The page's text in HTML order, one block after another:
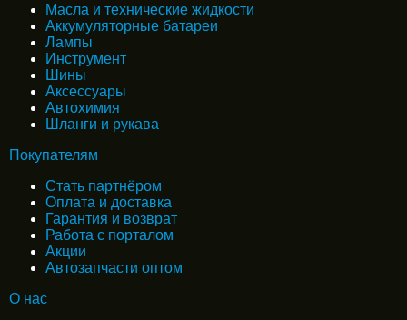
Масла и технические жидкости
Аккумуляторные батареи
Лампы
Инструмент
Шины
Аксессуары
Автохимия
Шланги и рукава
Покупателям
Стать партнёром
Оплата и доставка
Гарантия и возврат
Работа с порталом
Акции
Автозапчасти оптом
О нас